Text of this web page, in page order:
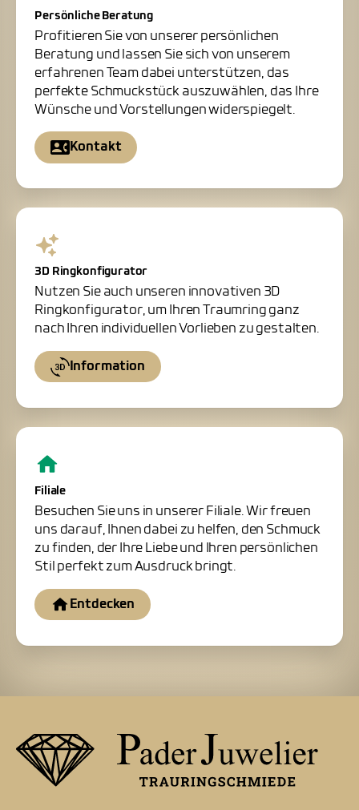
Persönliche Beratung
Profitieren Sie von unserer persönlichen
Beratung und lassen Sie sich von unserem
erfahrenen Team dabei unterstützen, das
perfekte Schmuckstück auszuwählen, das Ihre
Wünsche und Vorstellungen widerspiegelt.
Kontakt
3D Ringkonfigurator
Nutzen Sie auch unseren innovativen 3D
Ringkonfigurator, um Ihren Traumring ganz
nach Ihren individuellen Vorlieben zu gestalten.
Information
Filiale
Besuchen Sie uns in unserer Filiale. Wir freuen
uns darauf, Ihnen dabei zu helfen, den Schmuck
zu finden, der Ihre Liebe und Ihren persönlichen
Stil perfekt zum Ausdruck bringt.
Entdecken